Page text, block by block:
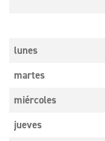
lunes
martes
miércoles
jueves